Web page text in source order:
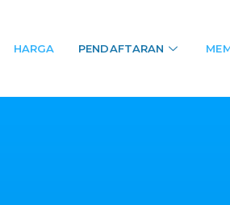
HARGA PENDAFTARAN